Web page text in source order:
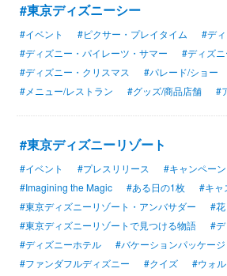
#東京ディズニーシー
#イベント #ピクサー・プレイタイム
#デ
#ディズニー・パイレーツ・サマー
#ディズ
#ディズニー・クリスマス
#パレード/ショー
#メニュー/レストラン
#グッズ/商品店舗 #
#東京ディズニーリゾート
#イベント #プレスリリース
#キャンペーン
#Imagining the Magic
#ある日の1枚
#キャ
#東京ディズニーリゾート・アンバサダー
#
#東京ディズニーリゾートで見つける物語
#
#ディズニーホテル
#バケーションパッケージ
#ファンダフルディズニー
#クイズ #ウォ